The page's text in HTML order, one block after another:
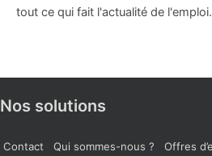
tout ce qui fait l'actualité de l'emploi.
Nos solutions
Contact Qui sommes-nous ? Offres